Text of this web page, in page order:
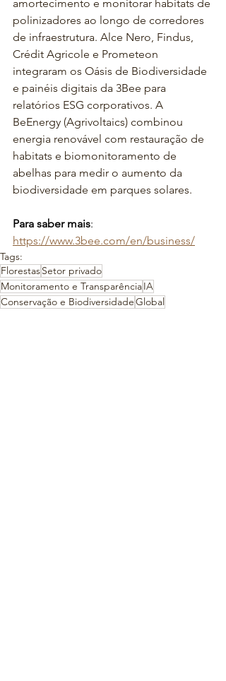
amortecimento e monitorar habitats de
polinizadores ao longo de corredores
de infraestrutura. Alce Nero, Findus,
Crédit Agricole e Prometeon
integraram os Oásis de Biodiversidade
e painéis digitais da 3Bee para
relatórios ESG corporativos. A
BeEnergy (Agrivoltaics) combinou
energia renovável com restauração de
habitats e biomonitoramento de
abelhas para medir o aumento da
biodiversidade em parques solares.
Para saber mais:
https://www.3bee.com/en/business/
Tags:
FlorestasSetor privado
Monitoramento e TransparênciaIA
Conservação e BiodiversidadeGlobal